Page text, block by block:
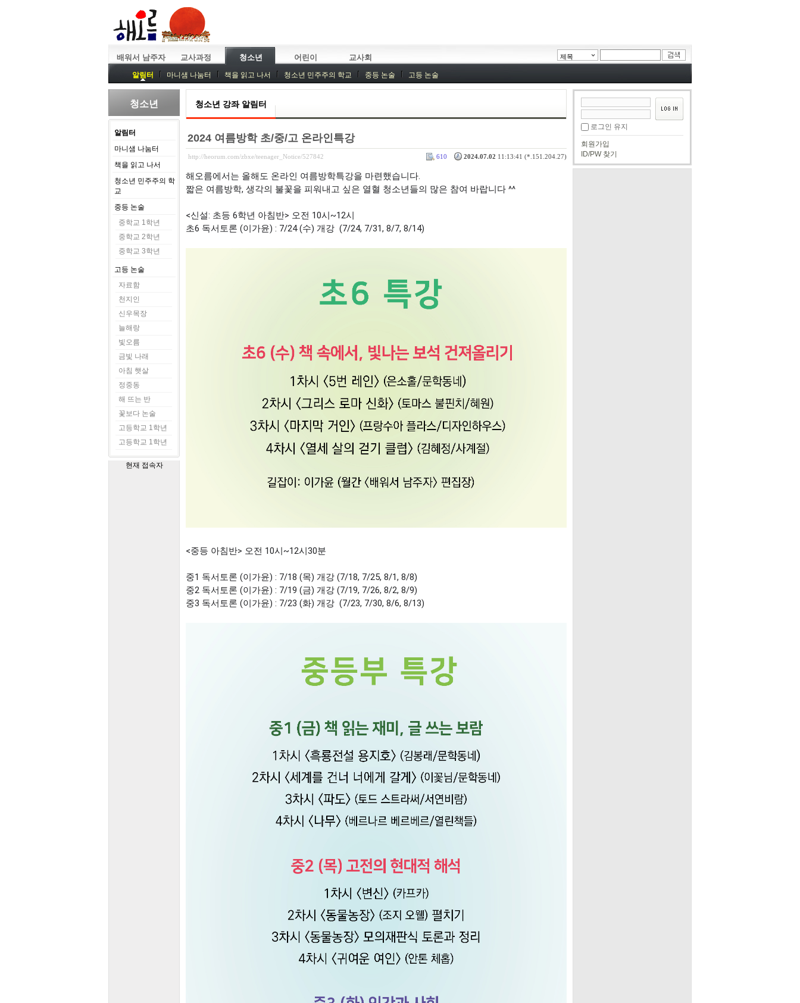
배워서 남주자 교사과정 청소년 어린이 교사회
알림터 마니샘 나눔터 책을 읽고 나서 청소년 민주주의 학교 중등 논술 고등 논술
제목
청소년
알림터
마니샘 나눔터
책을 읽고 나서
청소년 민주주의 학
교
중등 논술
중학교 1학년
중학교 2학년
중학교 3학년
고등 논술
자료함
천지인
신우목장
늘해랑
빛오름
금빛 나래
아침 햇살
정중동
해 뜨는 반
꽃보다 논술
고등학교 1학년
고등학교 1학년
현재 접속자
청소년 강좌 알림터
2024 여름방학 초/중/고 온라인특강
http://heorum.com/zbxe/teenager_Notice/527842 2024.07.02 11:13:41 (*.151.204.27)
610
해오름에서는 올해도 온라인 여름방학특강을 마련했습니다.
짧은 여름방학, 생각의 불꽃을 피워내고 싶은 열혈 청소년들의 많은 참여 바랍니다 ^^
<신설: 초등 6학년 아침반> 오전 10시~12시
초6 독서토론 (이가윤) : 7/24 (수) 개강 (7/24, 7/31, 8/7, 8/14)
<중등 아침반> 오전 10시~12시30분
중1 독서토론 (이가윤) : 7/18 (목) 개강 (7/18, 7/25, 8/1, 8/8)
중2 독서토론 (이가윤) : 7/19 (금) 개강 (7/19, 7/26, 8/2, 8/9)
중3 독서토론 (이가윤) : 7/23 (화) 개강 (7/23, 7/30, 8/6, 8/13)
로그인 유지
회원가입
ID/PW 찾기